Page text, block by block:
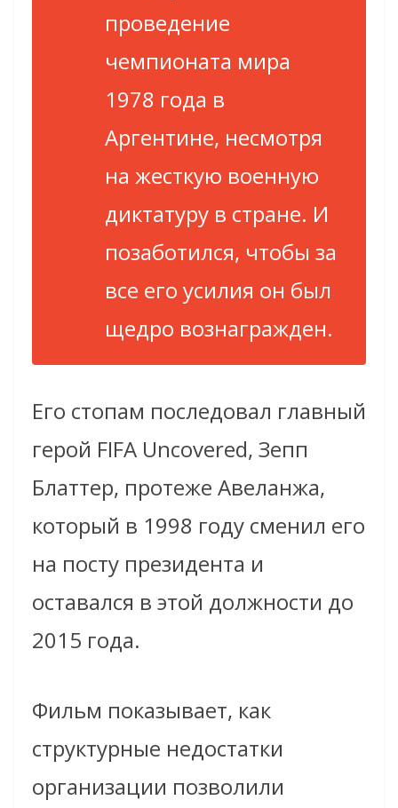
проведение
чемпионата мира
1978 года в
Аргентине, несмотря
на жесткую военную
диктатуру в стране. И
позаботился, чтобы за
все его усилия он был
щедро вознагражден.
Его стопам последовал главный
герой FIFA Uncovered, Зепп
Блаттер, протеже Авеланжа,
который в 1998 году сменил его
на посту президента и
оставался в этой должности до
2015 года.
Фильм показывает, как
структурные недостатки
организации позволили